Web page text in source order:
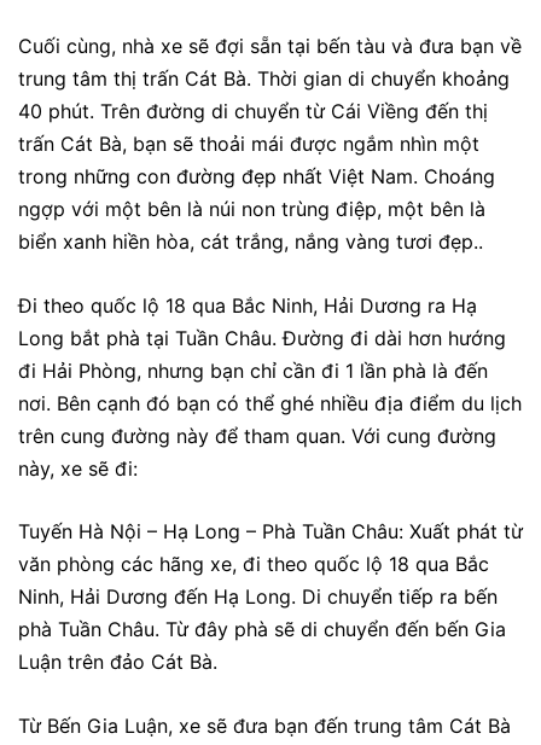
Cuối cùng, nhà xe sẽ đợi sẵn tại bến tàu và đưa bạn về
trung tâm thị trấn Cát Bà. Thời gian di chuyển khoảng
40 phút. Trên đường di chuyển từ Cái Viềng đến thị
trấn Cát Bà, bạn sẽ thoải mái được ngắm nhìn một
trong những con đường đẹp nhất Việt Nam. Choáng
ngợp với một bên là núi non trùng điệp, một bên là
biển xanh hiền hòa, cát trắng, nắng vàng tươi đẹp..
Đi theo quốc lộ 18 qua Bắc Ninh, Hải Dương ra Hạ
Long bắt phà tại Tuần Châu. Đường đi dài hơn hướng
đi Hải Phòng, nhưng bạn chỉ cần đi 1 lần phà là đến
nơi. Bên cạnh đó bạn có thể ghé nhiều địa điểm du lịch
trên cung đường này để tham quan. Với cung đường
này, xe sẽ đi:
Tuyến Hà Nội – Hạ Long – Phà Tuần Châu: Xuất phát từ
văn phòng các hãng xe, đi theo quốc lộ 18 qua Bắc
Ninh, Hải Dương đến Hạ Long. Di chuyển tiếp ra bến
phà Tuần Châu. Từ đây phà sẽ di chuyển đến bến Gia
Luận trên đảo Cát Bà.
Từ Bến Gia Luận, xe sẽ đưa bạn đến trung tâm Cát Bà